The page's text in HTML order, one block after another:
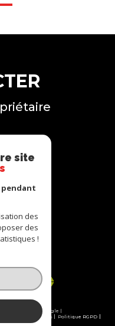
powered by Google |
Partenaires
Politique RGPD
site
pendant
des
des
!